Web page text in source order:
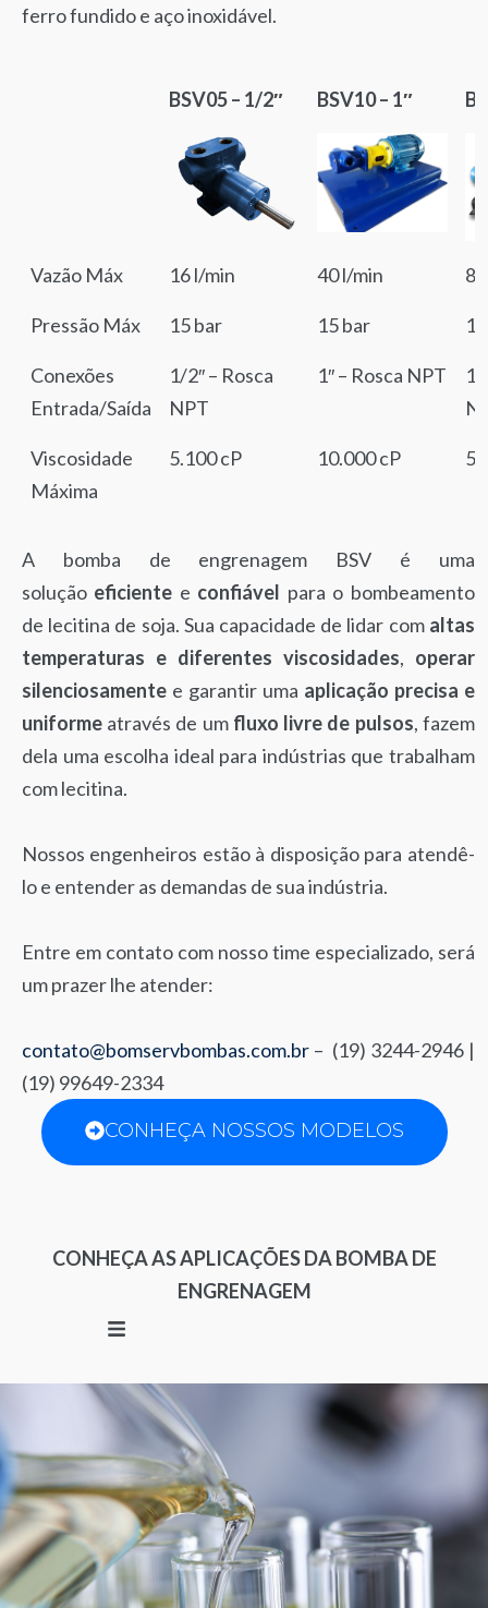
ferro fundido e aço inoxidável.
BSV05 – 1/2″ BSV10 – 1″
BSV05 – 1/2″
BSV10 – 1″
Vazão Máx 16 l/min 40 l/min
Pressão Máx 15 bar 15 bar
Conexões
Entrada/Saída
1/2″ – Rosca
NPT
1″ – Rosca NPT
Viscosidade
Máxima
5.100 cP 10.000 cP
A bomba de engrenagem BSV é uma
solução eficiente e confiável para o bombeamento
de lecitina de soja. Sua capacidade de lidar com altas
temperaturas e diferentes viscosidades, operar
silenciosamente e garantir uma aplicação precisa e
uniforme através de um fluxo livre de pulsos, fazem
dela uma escolha ideal para indústrias que trabalham
com lecitina.
Nossos engenheiros estão à disposição para atendê-
lo e entender as demandas de sua indústria.
Entre em contato com nosso time especializado, será
um prazer lhe atender:
contato@bomservbombas.com.br – (19) 3244-2946 |
(19) 99649-2334
CONHEÇA NOSSOS MODELOS
CONHEÇA AS APLICAÇÕES DA BOMBA DE
ENGRENAGEM